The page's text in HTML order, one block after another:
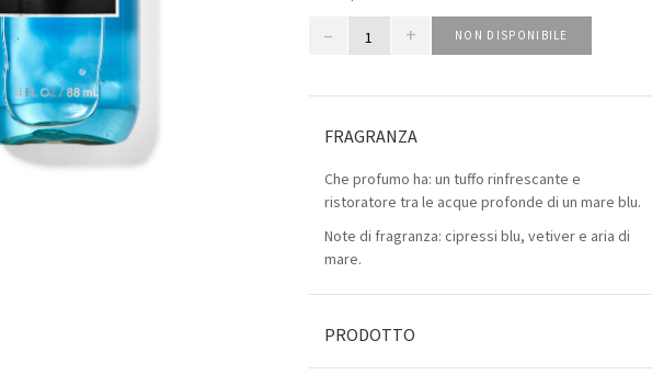
– + NON DISPONIBILE
FRAGRANZA
Che profumo ha: un tuffo rinfrescante e
ristoratore tra le acque profonde di un mare blu.
Note di fragranza: cipressi blu, vetiver e aria di
mare.
PRODOTTO